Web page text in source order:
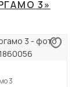
3»
3